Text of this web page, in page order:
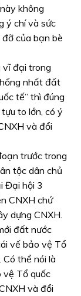
không
ý chí và sức
của bạn bè
vĩ đại trong
nhất đất
tế” thì đúng
to lớn, có ý
và đổi
trước trong
tộc dân chủ
Đại hội 3
CNXH chứ
dựng CNXH.
đất nước
vế bảo vệ Tổ
Có thể nói là
vệ Tổ quốc
và đổi